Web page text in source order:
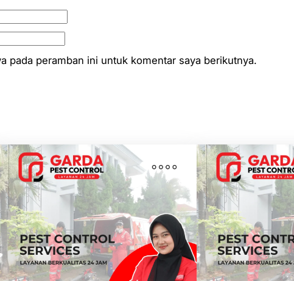
a
a
a
n
s
i
R
pada peramban ini untuk komentar saya berikutnya.